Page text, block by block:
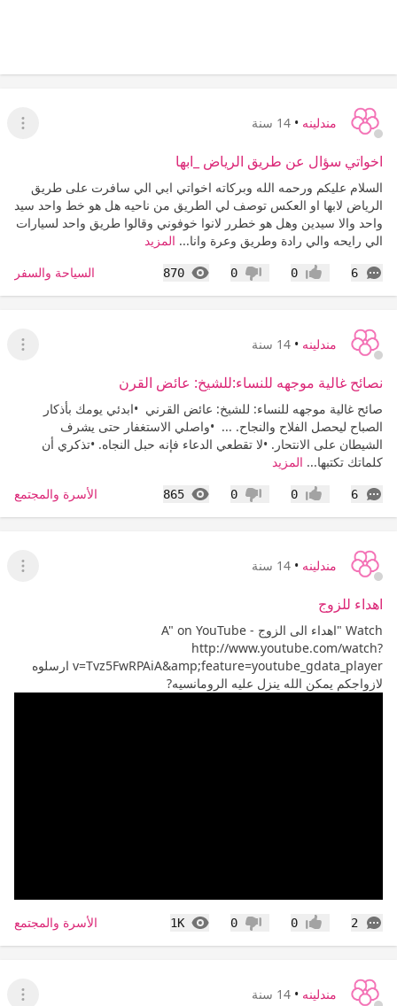
مندلينه • 14 سنة
عرض
اخواتي سؤال عن طريق الرياض _ابها
السلام عليكم ورحمه الله وبركاته اخواتي ابي الي سافرت على طريق
الرياض لابها او العكس توصف لي الطريق من ناحيه هل هو خط واحد سيد
واحد والا سيدين وهل هو خطرر لانوا خوفوني وقالوا طريق واحد لسيارات
الي رايحه والي رادة وطريق وعرة وانا... المزيد
6
التعليقات إعجاب0 عدم إعجاب
0
870
المشاهدات السياحة والسفر
مندلينه • 14 سنة
عرض
نصائح غالية موجهه للنساء:للشيخ: عائض القرن
صائح غالية موجهه للنساء: للشيخ: عائض القرني •ابدئي يومك بأذكار
الصباح ليحصل الفلاح والنجاح. ... •واصلي الاستغفار حتى يشرف
الشيطان على الانتحار. •لا تقطعي الدعاء فإنه حبل النجاه. •تذكري أن
كلماتك تكتبها... المزيد
6
التعليقات إعجاب0 عدم إعجاب
0
865
المشاهدات الأسرة والمجتمع
مندلينه • 14 سنة
عرض
اهداء للزوج
Watch "اهداء الى الزوج A" on YouTube -
http://www.youtube.com/watch?
v=Tvz5FwRPAiA&amp;feature=youtube_gdata_player ارسلوه
لازواجكم يمكن الله ينزل عليه الرومانسيه?
2
التعليقات إعجاب0 عدم إعجاب
0
1K
المشاهدات الأسرة والمجتمع
مندلينه • 14 سنة